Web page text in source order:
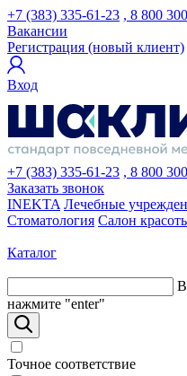
+7 (383) 335-61-23 , 8 800
Вакансии
Регистрация (новый клиент)
Вход
+7 (383) 335-61-23 , 8 800
Заказать звонок
INEKTA Лечебные
Стоматология Салон
Каталог
нажмите "enter"
Точное соответствие